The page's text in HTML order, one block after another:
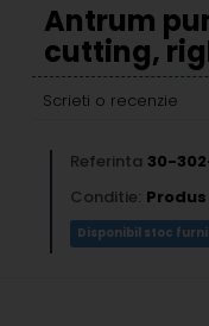
Antrum
cutting,
Scrieti o recenzie
Referinta 30-
Conditie:
Disponibil stoc